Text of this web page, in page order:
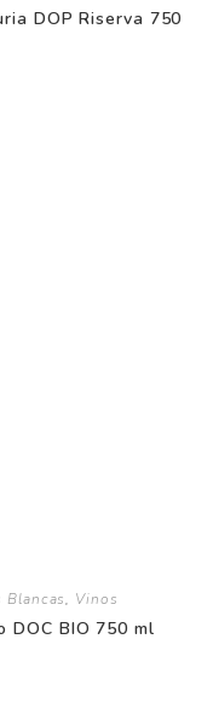
DOP Riserva 750
Blancas, Vinos
DOC BIO 750 ml